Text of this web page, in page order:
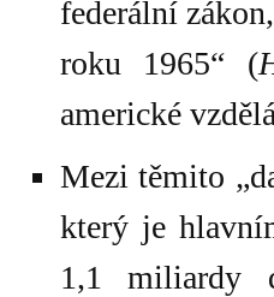
federální
roku 1965“ (
americké
Mezi těmito
který je
1,1 miliardy